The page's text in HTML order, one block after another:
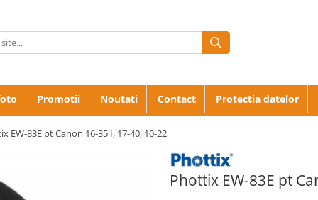
Promotii Noutati Contact Protectia datelor
EW-83E pt Canon 16-35 I, 17-40, 10-22
Phottix EW-83E pt